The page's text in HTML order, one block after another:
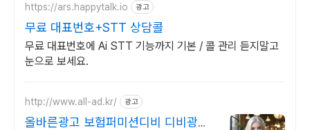
https://ars.happytalk.io 광고
무료 대표번호+STT 상담콜
무료 대표번호에 Ai STT 기능까지 기본 / 콜 관리 듣지말고
눈으로 보세요.
http://www.all-ad.kr/ 광고
올바른광고 보험퍼미션디비 디비광고